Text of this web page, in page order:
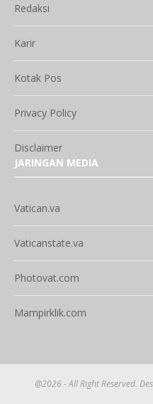
Redaksi
Karir
Kotak Pos
Privacy Policy
Disclaimer
JARINGAN MEDIA
Vatican.va
Vaticanstate.va
Photovat.com
Mampirklik.com
@2026 - All Right Reserved.